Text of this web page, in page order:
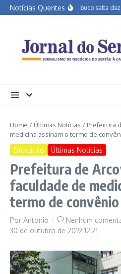
Ir para o conteúdo
Notícias QuentesPernambuco salta dez
Home / Últimas Notícias / Prefeitura
medicina assinam o termo de
Educação Últimas Notícias
Prefeitura de
faculdade de
termo de convênio
Por Antonio
Nenhum
30 de outubro de 2019 12:21